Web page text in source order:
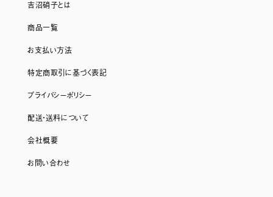
吉沼硝子とは
商品一覧
お支払い方法
特定商取引に基づく表記
プライバシーポリシー
配送・送料について
会社概要
お問い合わせ